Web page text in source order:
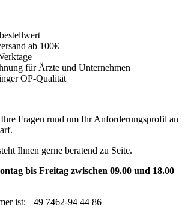
ab 100€
für Ärzte und Unternehmen
OP-Qualität
Fragen rund um Ihr Anforderungsprofil an
Ihnen gerne beratend zu Seite.
bis Freitag zwischen 09.00 und 18.00
ist: +49 7462-94 44 86